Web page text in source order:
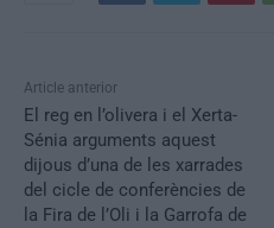
Article anterior
El reg en l’olivera i el Xerta-
Sénia arguments aquest
dijous d’una de les xarrades
del cicle de conferències de
la Fira de l’Oli i la Garrofa de